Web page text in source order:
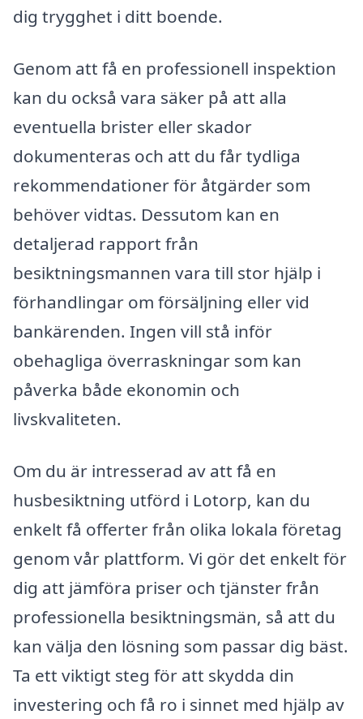
dig trygghet i ditt boende.
Genom att få en professionell inspektion
kan du också vara säker på att alla
eventuella brister eller skador
dokumenteras och att du får tydliga
rekommendationer för åtgärder som
behöver vidtas. Dessutom kan en
detaljerad rapport från
besiktningsmannen vara till stor hjälp i
förhandlingar om försäljning eller vid
bankärenden. Ingen vill stå inför
obehagliga överraskningar som kan
påverka både ekonomin och
livskvaliteten.
Om du är intresserad av att få en
husbesiktning utförd i Lotorp, kan du
enkelt få offerter från olika lokala företag
genom vår plattform. Vi gör det enkelt för
dig att jämföra priser och tjänster från
professionella besiktningsmän, så att du
kan välja den lösning som passar dig bäst.
Ta ett viktigt steg för att skydda din
investering och få ro i sinnet med hjälp av